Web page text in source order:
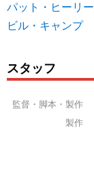
パット・ヒーリー
ビル・キャンプ
スタッフ
監督・脚本・製作
製作